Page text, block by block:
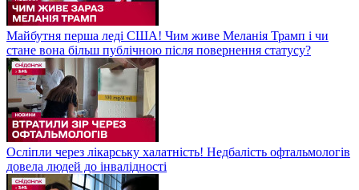
Майбутня перша леді США! Чим живе Меланія Трамп і чи
стане вона більш публічною після повернення статусу?
Осліпли через лікарську халатність! Недбалість офтальмологів
довела людей до інвалідності